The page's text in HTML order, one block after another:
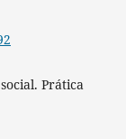
Prática